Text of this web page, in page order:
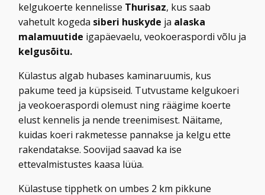
kelgukoerte kennelisse Thurisaz, kus saab
vahetult kogeda siberi huskyde ja alaska
malamuutide igapäevaelu, veokoeraspordi võlu ja
kelgusõitu.
Külastus algab hubases kaminaruumis, kus
pakume teed ja küpsiseid. Tutvustame kelgukoeri
ja veokoeraspordi olemust ning räägime koerte
elust kennelis ja nende treenimisest. Näitame,
kuidas koeri rakmetesse pannakse ja kelgu ette
rakendatakse. Soovijad saavad ka ise
ettevalmistustes kaasa lüüa.
Külastuse tipphetk on umbes 2 km pikkune